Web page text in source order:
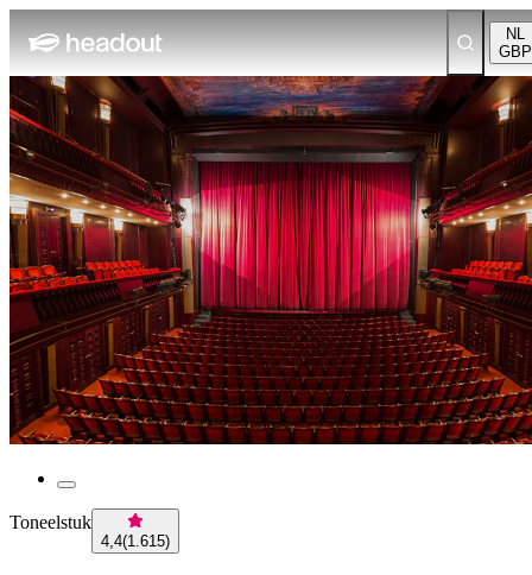
NL
GBP
Toneelstuk
4,4(1.615)